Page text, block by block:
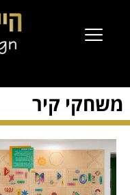
משחקי קיר